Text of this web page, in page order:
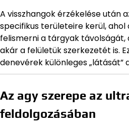
A visszhangok érzékelése után
specifikus területeire kerül, ahol
felismerni a tárgyak
akár a felületük szerkezetét is.
denevérek különleges „látását”
Az agy szerepe az
feldolgozásában